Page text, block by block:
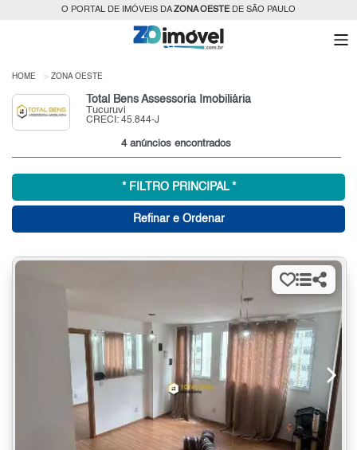
O PORTAL DE IMÓVEIS DAZONA OESTEDE SÃO PAULO
HOME ZONA OESTE
Total Bens Assessoria Imobiliária
Tucuruvi
CRECI: 45.844-J
4 anúncios encontrados
* FILTRO PRINCIPAL *
Refinar e Ordenar